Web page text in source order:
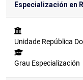
Especialización en
Unidade República
Grau Especialización